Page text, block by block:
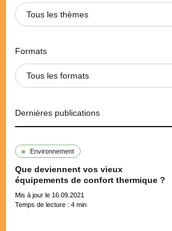
Tous les thèmes
Formats
Tous les formats
Dernières publications
Environnement
Que deviennent vos vieux
équipements de confort thermique ?
Mis à jour le 16.09.2021
Temps de lecture : 4 min